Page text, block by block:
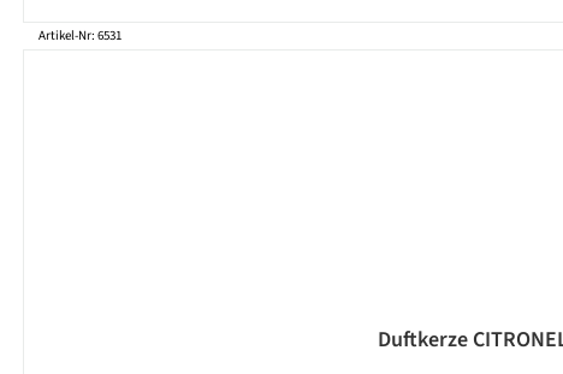
Artikel-Nr: 6531
Duftkerze